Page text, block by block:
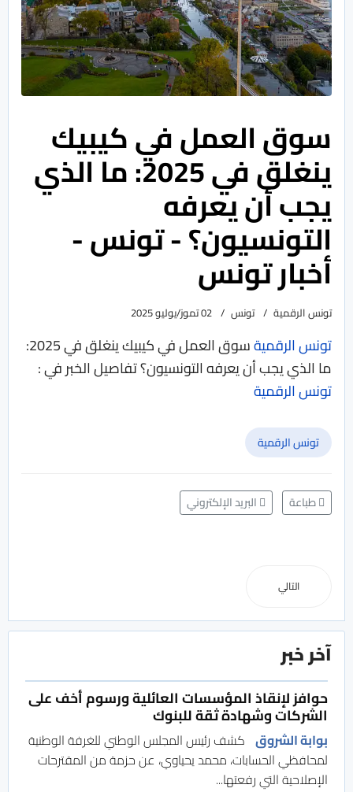
سوق العمل في كيبيك
ينغلق في 2025: ما الذي
يجب أن يعرفه
التونسيون؟ - تونس -
أخبار تونس
تونس الرقمية تونس 02 تموز/يوليو 2025
تونس الرقمية
سوق العمل في كيبيك ينغلق في 2025:
ما الذي يجب أن يعرفه التونسيون؟تفاصيل الخبر في :
تونس الرقمية
تونس الرقمية
طباعة البريد الإلكتروني
التالي
آخر خبر
حوافز لإنقاذ المؤسسات العائلية ورسوم أخف على
الشركات وشهادة ثقة للبنوك
بوابة الشروق كشف رئيس المجلس الوطني للغرفة الوطنية
لمحافظي الحسابات، محمد يحياوي، عن حزمة من المقترحات
الإصلاحية التي رفعتها...